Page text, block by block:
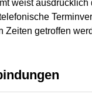
weist ausdrücklich
Zeiten getroffen